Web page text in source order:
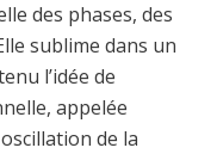
des phases, des
sublime dans un
l’idée de
appelée
de la